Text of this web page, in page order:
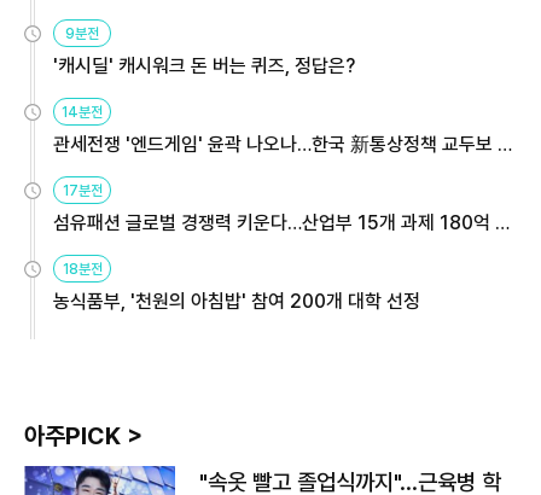
9분전
'캐시딜' 캐시워크 돈 버는 퀴즈, 정답은?
14분전
관세전쟁 '엔드게임' 윤곽 나오나…한국 新통상정책 교두보 활
17분전
섬유패션 글로벌 경쟁력 키운다…산업부 15개 과제 180억 지
18분전
농식품부, '천원의 아침밥' 참여 200개 대학 선정
아주PICK >
"속옷 빨고 졸업식까지"…근육병 학